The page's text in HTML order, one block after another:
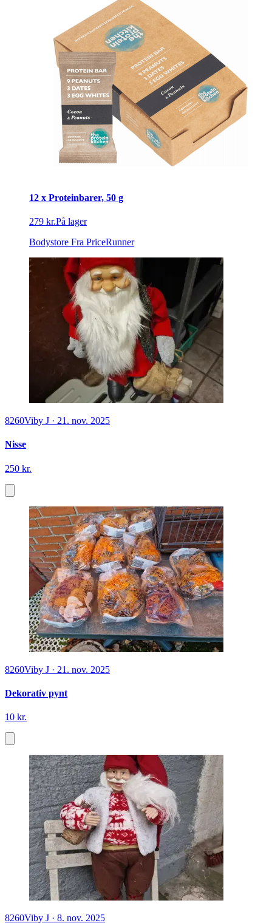
12 x Proteinbarer, 50 g
279 kr.På lager
Bodystore Fra PriceRunner
8260Viby J · 21. nov. 2025
Nisse
250 kr.
8260Viby J · 21. nov. 2025
Dekorativ pynt
10 kr.
8260Viby J · 8. nov. 2025